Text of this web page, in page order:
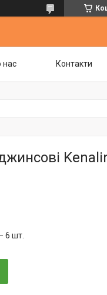
нас Контакти
6 шт.